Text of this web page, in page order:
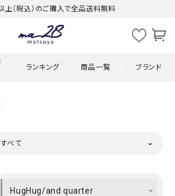
上（税込）のご購入で全品送料無料
ランキング 商品一覧 ブランド
すべて
HugHug/and quarter